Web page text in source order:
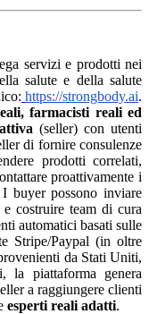
servizi e prodotti nei
salute e della salute
https://strongbody.ai.
farmacisti reali ed
(seller) con utenti
di fornire consulenze
prodotti correlati,
proattivamente i
buyer possono inviare
costruire team di cura
automatici basati sulle
Stripe/Paypal (in oltre
da Stati Uniti,
la piattaforma genera
a raggiungere clienti
esperti reali adatti.